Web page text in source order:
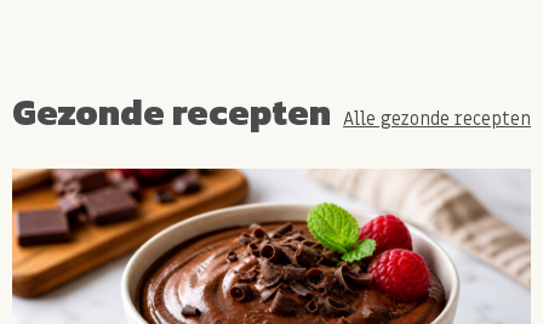
Gezonde recepten Alle gezonde recepten